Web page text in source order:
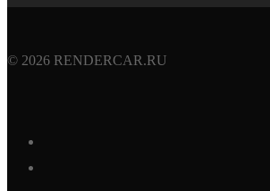
© 2026 RENDERCAR.RU